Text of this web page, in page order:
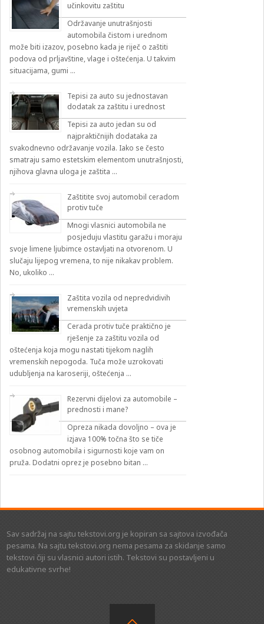
učinkovitu zaštitu
Održavanje unutrašnjosti
automobila čistom i urednom
može biti izazov, posebno kada je riječ o zaštiti
podova od prljavštine, vlage i oštećenja. U takvim
situacijama, gumi …
Tepisi za auto su jednostavan
dodatak za zaštitu i urednost
Tepisi za auto jedan su od
najpraktičnijih dodataka za
svakodnevno održavanje vozila. Iako se često
smatraju samo estetskim elementom unutrašnjosti,
njihova glavna uloga je zaštita …
Zaštitite svoj automobil ceradom
protiv tuče
Mnogi vlasnici automobila ne
posjeduju vlastitu garažu i moraju
svoje limene ljubimce ostavljati na otvorenom. U
slučaju lijepog vremena, to nije nikakav problem.
No, ukoliko …
Zaštita vozila od nepredvidivih
vremenskih uvjeta
Cerada protiv tuče praktično je
rješenje za zaštitu vozila od
oštećenja koja mogu nastati tijekom naglih
vremenskih nepogoda. Tuča može uzrokovati
udubljenja na karoseriji, oštećenja …
Rezervni dijelovi za automobile –
prednosti i mane?
Opreza nikada dovoljno – ova je
izjava 100% točna što se tiče
osobnog automobila i sigurnosti koje vam on
pruža. Dodatni oprez je posebno bitan …
Sav sadržaj na sajtu tekstovi.org je kopiran sa sajtova izvođača
pesama. Na sajtu tekstovi.org nema pesama za skidanje samo
tekstovi čiji su vlasnici autori istih. Tekstovi su postavljeni u
edukativne svrhe!